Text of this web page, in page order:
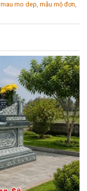
mau mo dep, mẫu mộ đơn,